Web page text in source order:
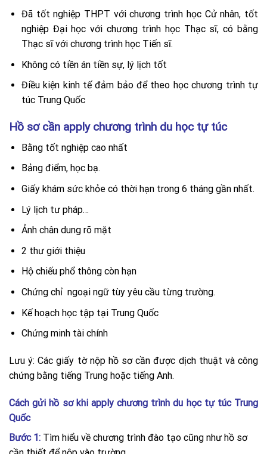
Đã tốt nghiệp THPT với chương trình học Cử nhân, tốt
nghiệp Đại học với chương trình học Thạc sĩ, có bằng
Thạc sĩ với chương trình học Tiến sĩ.
Không có tiền án tiền sự, lý lịch tốt
Điều kiện kinh tế đảm bảo để theo học chương trình tự
túc Trung Quốc
Hồ sơ cần apply chương trình du học tự túc
Bằng tốt nghiệp cao nhất
Bảng điểm, học bạ.
Giấy khám sức khỏe có thời hạn trong 6 tháng gần nhất.
Lý lịch tư pháp…
Ảnh chân dung rõ mặt
2 thư giới thiệu
Hộ chiếu phổ thông còn hạn
Chứng chỉ ngoại ngữ tùy yêu cầu từng trường.
Kế hoạch học tập tại Trung Quốc
Chứng minh tài chính
Lưu ý: Các giấy tờ nộp hồ sơ cần được dịch thuật và công
chứng bằng tiếng Trung hoặc tiếng Anh.
Cách gửi hồ sơ khi apply chương trình du học tự túc Trung
Quốc
Bước 1: Tìm hiểu về chương trình đào tạo cũng như hồ sơ